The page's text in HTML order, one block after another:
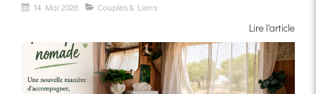
14 Mai 2026 Couples & Liens
Lire l'article